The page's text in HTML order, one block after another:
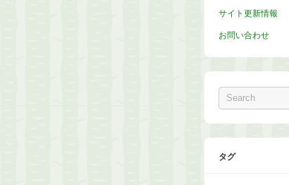
サイト更新情報
お問い合わせ
タグ